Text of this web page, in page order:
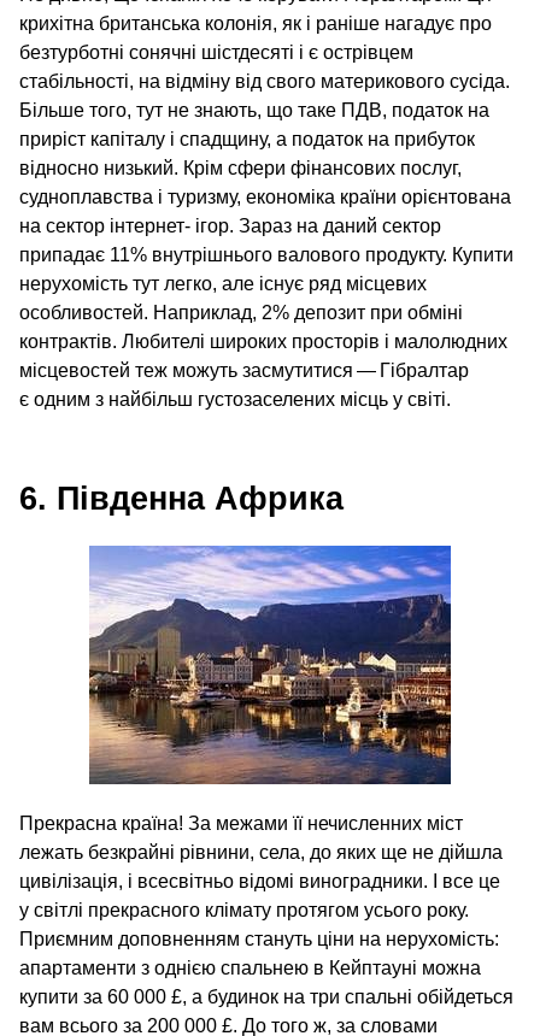
крихітна британська колонія, як і раніше нагадує про
безтурботні сонячні шістдесяті і є острівцем
стабільності, на відміну від свого материкового сусіда.
Більше того, тут не знають, що таке ПДВ, податок на
приріст капіталу і спадщину, а податок на прибуток
відносно низький. Крім сфери фінансових послуг,
судноплавства і туризму, економіка країни орієнтована
на сектор інтернет- ігор. Зараз на даний сектор
припадає 11% внутрішнього валового продукту. Купити
нерухомість тут легко, але існує ряд місцевих
особливостей. Наприклад, 2% депозит при обміні
контрактів. Любителі широких просторів і малолюдних
місцевостей теж можуть засмутитися — Гібралтар
є одним з найбільш густозаселених місць у світі.
6. Південна Африка
Прекрасна країна! За межами її нечисленних міст
лежать безкрайні рівнини, села, до яких ще не дійшла
цивілізація, і всесвітньо відомі виноградники. І все це
у світлі прекрасного клімату протягом усього року.
Приємним доповненням стануть ціни на нерухомість:
апартаменти з однією спальнею в Кейптауні можна
купити за 60 000 £, а будинок на три спальні обійдеться
вам всього за 200 000 £. До того ж, за словами